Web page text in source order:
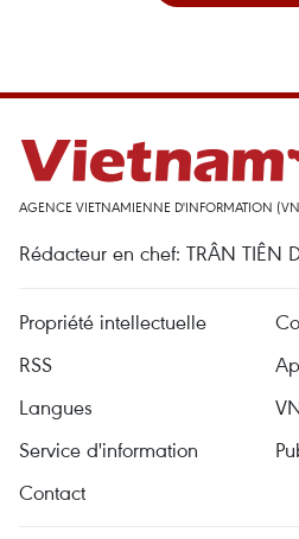
AGENCE VIETNAMIENNE D'INFORMATION
Rédacteur en chef: TRÂN TIÊN
Propriété intellectuelle
RSS
Langues
Service d'information
Contact